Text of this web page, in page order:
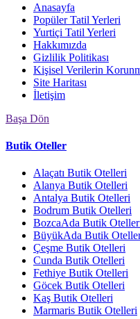
Anasayfa
Popüler Tatil Yerleri
Yurtiçi Tatil Yerleri
Hakkımızda
Gizlilik Politikası
Kişisel Verilerin
Site Haritası
İletişim
Başa Dön
Butik Oteller
Alaçatı Butik Otelleri
Alanya Butik Otelleri
Antalya Butik Otelleri
Bodrum Butik Otelleri
BozcaAda Butik
BüyükAda Butik
Çeşme Butik Otelleri
Cunda Butik Otelleri
Fethiye Butik Otelleri
Göcek Butik Otelleri
Kaş Butik Otelleri
Marmaris Butik Otelleri